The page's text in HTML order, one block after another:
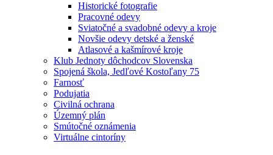
Historické fotografie
Pracovné odevy
Sviatočné a svadobné odevy a kroje
Novšie odevy detské a ženské
Atlasové a kašmírové kroje
Klub Jednoty dôchodcov Slovenska
Spojená škola, Jedľové Kostoľany 75
Farnosť
Podujatia
Civilná ochrana
Územný plán
Smútočné oznámenia
Virtuálne cintoríny